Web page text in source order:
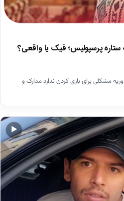
ستاره پرسپولیس؛ فیک یا واقعی؟
مشکلی برای بازی کردن ندارد مدارک و
▶